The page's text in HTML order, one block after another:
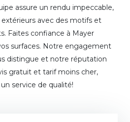
assure un rendu impeccable,
avec des motifs et
Faites confiance à Mayer
surfaces. Notre engagement
distingue et notre réputation
gratuit et tarif moins cher,
service de qualité!